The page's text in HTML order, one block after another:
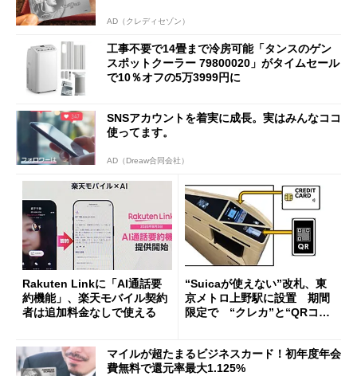
AD（クレディセゾン）
工事不要で14畳まで冷房可能「タンスのゲン
スポットクーラー 79800020」がタイムセール
で10％オフの5万3999円に
SNSアカウントを着実に成長。実はみんなココ
使ってます。
AD（Dreaw合同会社）
Rakuten Linkに「AI通話要
約機能」、楽天モバイル契約
者は追加料金なしで使える
“Suicaが使えない”改札、東
京メトロ上野駅に設置 期間
限定で “クレカ”と“QRコー
マイルが超たまるビジネスカード！初年度年会
費無料で還元率最大1.125%